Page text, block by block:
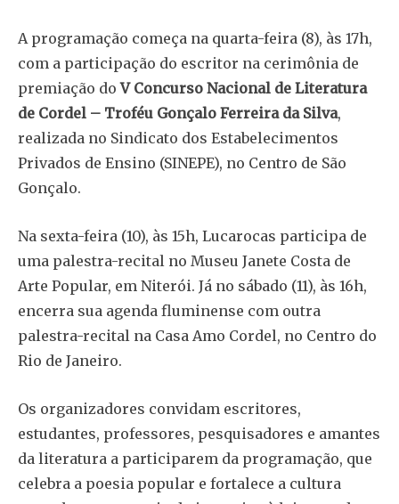
A programação começa na quarta-feira (8), às 17h,
com a participação do escritor na cerimônia de
premiação doV Concurso Nacional de Literatura
de Cordel – Troféu Gonçalo Ferreira da Silva,
realizada no Sindicato dos Estabelecimentos
Privados de Ensino (SINEPE), no Centro de São
Gonçalo.
Na sexta-feira (10), às 15h, Lucarocas participa de
uma palestra-recital no Museu Janete Costa de
Arte Popular, em Niterói. Já no sábado (11), às 16h,
encerra sua agenda fluminense com outra
palestra-recital na Casa Amo Cordel, no Centro do
Rio de Janeiro.
Os organizadores convidam escritores,
estudantes, professores, pesquisadores e amantes
da literatura a participarem da programação, que
celebra a poesia popular e fortalece a cultura